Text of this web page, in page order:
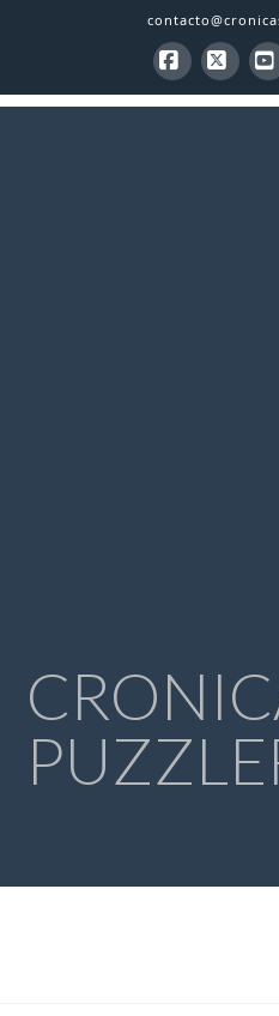
Facebook
X